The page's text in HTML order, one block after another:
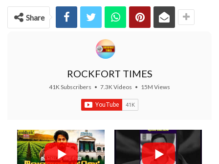
Share
ROCKFORT TIMES
41K Subscribers • 7.3K Videos • 15M Views